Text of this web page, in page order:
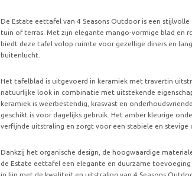
De Estate eettafel van 4 Seasons Outdoor is een
tuin of terras. Met zijn elegante mango-vormige blad en
biedt deze tafel volop ruimte voor gezellige diners en
buitenlucht.
Het tafelblad is uitgevoerd in keramiek met travertin
natuurlijke look in combinatie met uitstekende
keramiek is weerbestendig, krasvast en
geschikt is voor dagelijks gebruik. Het amber kleurige
verfijnde uitstraling en zorgt voor een stabiele en stevige
Dankzij het organische design, de hoogwaardige
de Estate eettafel een elegante en duurzame